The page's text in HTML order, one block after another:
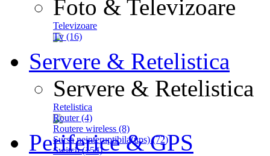
Foto & Televizoare
Televizoare
Tv (16)
Servere & Retelistica
Servere & Retelistica
Retelistica
Router (4)
Routere wireless (8)
Sursa neinteruptibila(ups) (72)
Switch (154)
Periferice & GPS